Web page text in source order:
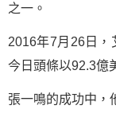
之一。
2016年7月26日，
今日頭條以92.3億
張一鳴的成功中，